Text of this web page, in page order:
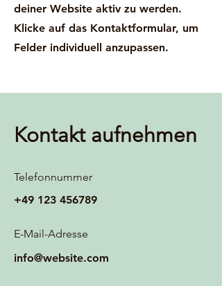
deiner Website aktiv zu werden.
Klicke auf das Kontaktformular, um
Felder individuell anzupassen.
Kontakt aufnehmen
Telefonnummer
+49 123 456789
E-Mail-Adresse
info@website.com